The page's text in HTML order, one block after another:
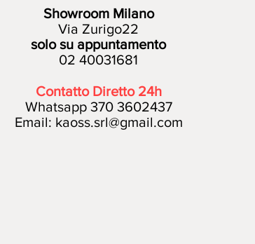
Showroom Milano
Via Zurigo22
solo su appuntamento
02 40031681
Contatto Diretto 24h
Whatsapp 370 3602437
Email: kaoss.srl@gmail.com